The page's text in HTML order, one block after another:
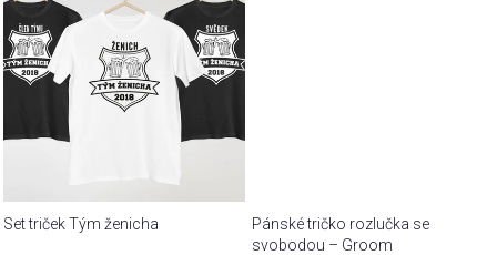
Set triček Tým ženicha
Pánské tričko rozlučka se
svobodou – Groom